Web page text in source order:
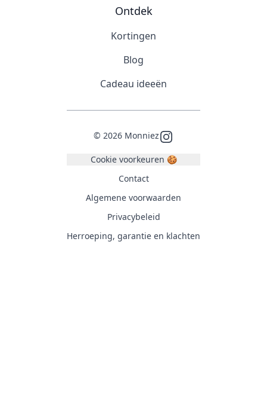
Ontdek
Kortingen
Blog
Cadeau ideeën
© 2026 MonniezInstagram
Cookie voorkeuren 🍪
Contact
Algemene voorwaarden
Privacybeleid
Herroeping, garantie en klachten